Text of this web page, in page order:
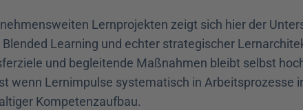
Lernprojekten zeigt sich hier der
Learning und echter strategischer
und begleitende Maßnahmen bleibt selbst
wenn Lernimpulse systematisch in Arbeitsprozesse
Kompetenzaufbau.